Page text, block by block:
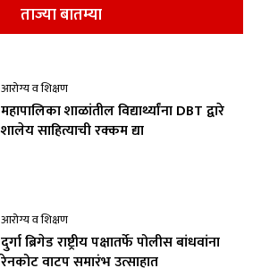
ताज्या बातम्या
आरोग्य व शिक्षण
महापालिका शाळांतील विद्यार्थ्यांना DBT द्वारे
शालेय साहित्याची रक्कम द्या
आरोग्य व शिक्षण
दुर्गा ब्रिगेड राष्ट्रीय पक्षातर्फे पोलीस बांधवांना
रेनकोट वाटप समारंभ उत्साहात